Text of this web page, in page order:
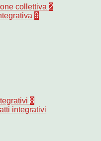
collettiva 2
9
8
integrativi